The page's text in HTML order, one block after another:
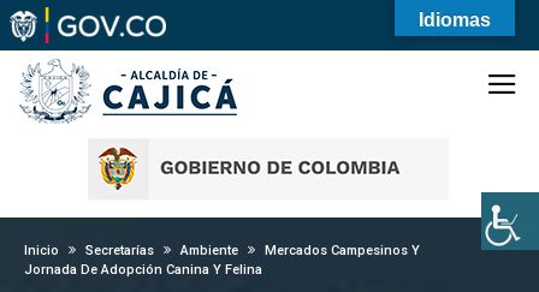
Inicio Secretarías Ambiente
Mercados Campesinos Y
Jornada De Adopción Canina Y Felina
Idiomas